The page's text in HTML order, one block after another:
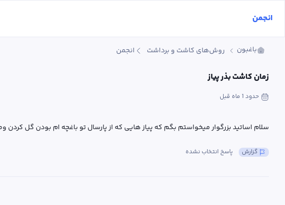
باغبون روش‌های کاشت و برداشت انجمن
زمان کاشت بذر پیاز
حدود 1 ماه قبل
سلام اساتید بزرگوار میخواستم بگم که پیاز هایی که از پارسال تو باغچه ام بودن گل
پاسخ انتخاب نشده گزارش
انجمن